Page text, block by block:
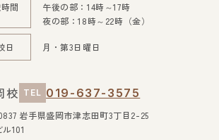
間
午後の部：14時～17時
夜の部：18時～22時（金）
日 月・第3日曜日
校 TEL 019-637-3575
岩手県盛岡市津志田町3丁目2-25
101